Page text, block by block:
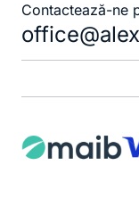
Contactează-ne